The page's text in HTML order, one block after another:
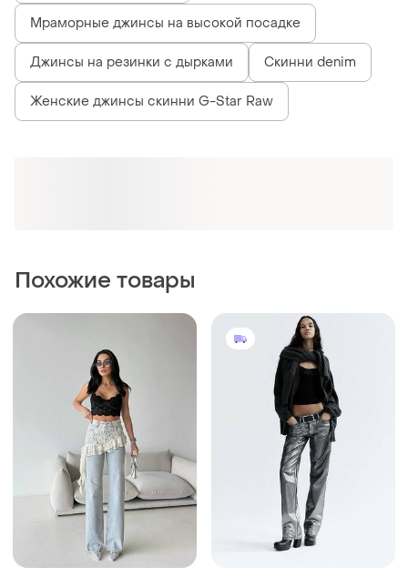
Мраморные джинсы на высокой посадке
Джинсы на резинки с дырками Скинни denim
Женские джинсы скинни G-Star Raw
2249 грн
Женские джинсы
6
Джинсы прямого кроя с
серебристым напылением